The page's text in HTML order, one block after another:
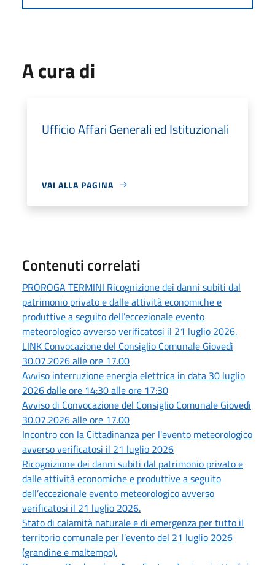
A cura di
Ufficio Affari Generali ed Istituzionali
VAI ALLA PAGINA
Contenuti correlati
PROROGA TERMINI Ricognizione dei danni subiti dal
patrimonio privato e dalle attività economiche e
produttive a seguito dell’eccezionale evento
meteorologico avverso verificatosi il 21 luglio 2026.
LINK Convocazione del Consiglio Comunale Giovedì
30.07.2026 alle ore 17.00
Avviso interruzione energia elettrica in data 30 luglio
2026 dalle ore 14:30 alle ore 17:30
Avviso di Convocazione del Consiglio Comunale Giovedì
30.07.2026 alle ore 17.00
Incontro con la Cittadinanza per l'evento meteorologico
avverso verificatosi il 21 luglio 2026
Ricognizione dei danni subiti dal patrimonio privato e
dalle attività economiche e produttive a seguito
dell’eccezionale evento meteorologico avverso
verificatosi il 21 luglio 2026.
Stato di calamità naturale e di emergenza per tutto il
territorio comunale per l'evento del 21 luglio 2026
(grandine e maltempo).